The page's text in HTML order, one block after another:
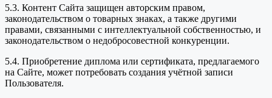
5.3. Контент Сайта защищен авторским правом,
законодательством о товарных знаках, а также другими
правами, связанными с интеллектуальной собственностью, и
законодательством о недобросовестной конкуренции.
5.4. Приобретение диплома или сертификата, предлагаемого
на Сайте, может потребовать создания учётной записи
Пользователя.